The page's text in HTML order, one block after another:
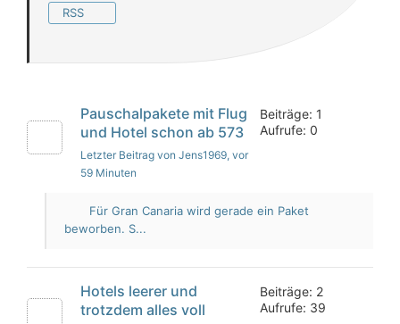
RSS
Pauschalpakete mit Flug
und Hotel schon ab 573
Letzter Beitrag von Jens1969, vor
59 Minuten
Beiträge: 1
Aufrufe: 0
Für Gran Canaria wird gerade ein Paket
beworben. S...
Hotels leerer und
trotzdem alles voll
Beiträge: 2
Aufrufe: 39